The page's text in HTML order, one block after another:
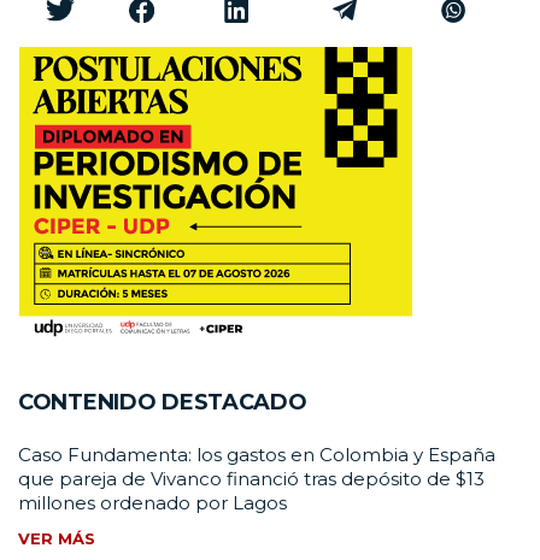
CONTENIDO DESTACADO
Caso Fundamenta: los gastos en Colombia y España
que pareja de Vivanco financió tras depósito de $13
millones ordenado por Lagos
VER MÁS